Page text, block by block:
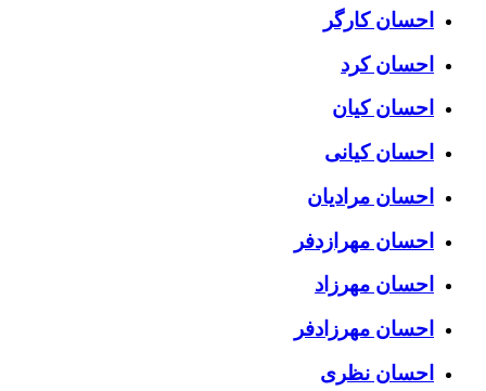
احسان کارگر
احسان کرد
احسان کیان
احسان کیانی
احسان مرادیان
احسان مهرازدفر
احسان مهرزاد
احسان مهرزادفر
احسان نظری